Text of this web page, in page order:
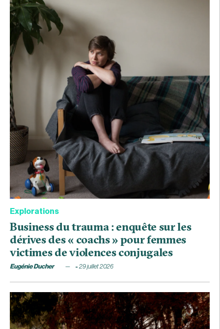
Explorations
Business du trauma : enquête sur les
dérives des « coachs » pour femmes
victimes de violences conjugales
Eugénie Ducher 29 juillet 2026